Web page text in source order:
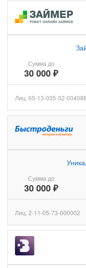
Сумма до
30 000 ₽
Лиц. 65-13-035-32-004088
Сумма до
30 000 ₽
Лиц. 2-11-05-73-000002